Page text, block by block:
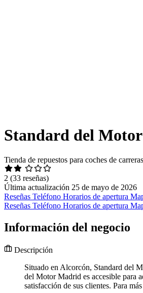
Standard del
Tienda de repuestos para coches de
2 (33 reseñas)
Última actualización 25 de mayo de 2026
Reseñas Teléfono Horarios de apertura
Reseñas Teléfono Horarios de apertura
Información del negocio
Descripción
Situado en Alcorcón, Standard del
del Motor Madrid es accesible para
satisfacción de sus clientes. Para